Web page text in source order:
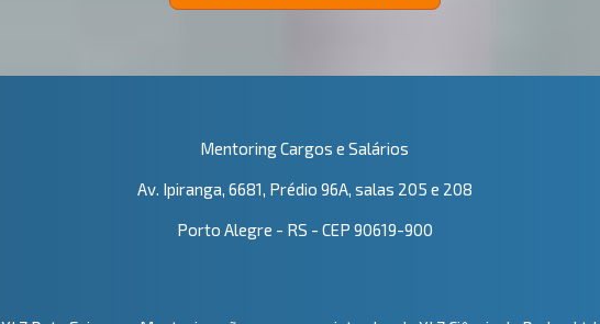
Mentoring Cargos e Salários
Av. Ipiranga, 6681, Prédio 96A, salas 205 e 208
Porto Alegre - RS - CEP 90619-900